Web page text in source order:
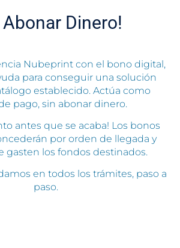
Abonar Dinero!
Nubeprint con el bono digital,
para conseguir una solución
establecido. Actúa como
pago, sin abonar dinero.
antes que se acaba! Los bonos
por orden de llegada y
gasten los fondos destinados.
en todos los trámites, paso a
paso.